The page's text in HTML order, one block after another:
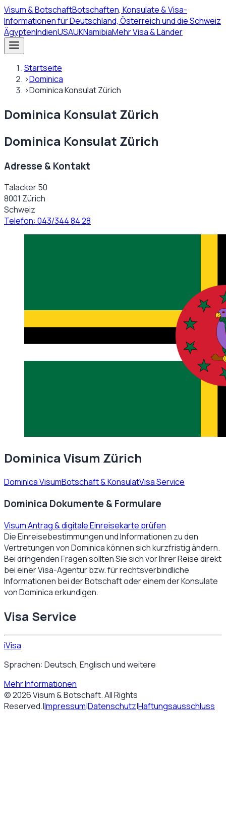
Visum& BotschaftBotschaften, Konsulate & Visa-
Informationen für Deutschland, Österreich und die Schweiz
ÄgyptenIndienUSAUKNamibiaMehr Visa & Länder
Startseite
›Dominica
›Dominica Konsulat Zürich
Dominica Konsulat Zürich
Dominica Konsulat Zürich
Adresse & Kontakt
Talacker 50
8001 Zürich
Schweiz
Telefon: 043/344 84 28
Dominica Visum Zürich
Dominica VisumBotschaft & KonsulatVisa Service
Dominica Dokumente & Formulare
Visum Antrag & digitale Einreisekarte prüfen
Die Einreisebestimmungen und Informationen zu den
Vertretungen vonDominicakönnen sich kurzfristig ändern.
Bei dringenden Fragen sollten Sie sich vor Ihrer Reise direkt
bei einer Visa-Agentur bzw. für rechtsverbindliche
Informationen bei der Botschaft oder einem der Konsulate
vonDominicaerkundigen.
Visa Service
iVisa
Sprachen: Deutsch, Englisch und weitere
Mehr Informationen
©2026Visum & Botschaft. All Rights
Reserved.|Impressum|Datenschutz|Haftungsausschluss